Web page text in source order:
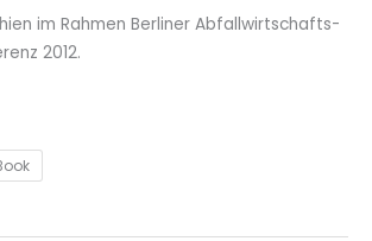
im Rahmen Berliner Abfallwirtschafts-
2012.